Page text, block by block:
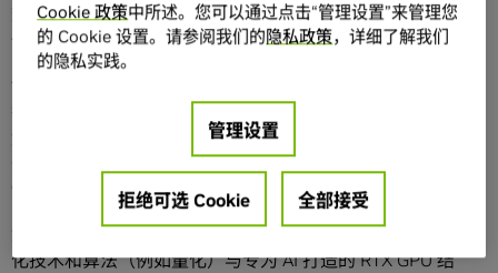
数据进行了训练。这些多模态大语言模型可以识别和生成图
像、音频、视频和其他内容形式。
像 ChatGPT 这样的聊天机器人是首批将大语言模型带给消费
者的技术应用之一，它们提供了人们熟悉的界面，可以用自
然语言提示词对话并作出回复。此后，大语言模型用于帮助
开发者编写代码，以及协助科学家推进药物研发和疫苗研
然而，很多AI模型对算力的需求也不容小觑。将各类先进优
化技术和算法（例如量化）与专为 AI 打造的 RTX GPU 结
Cookie 政策中所述。您可以通过点击“管理设置”来管理您
的 Cookie 设置。请参阅我们的隐私政策，详细了解我们
的隐私实践。
管理设置
拒绝可选 Cookie 全部接受